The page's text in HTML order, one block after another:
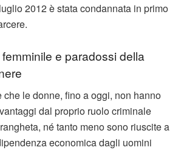
2012 è stata condannata in primo
e paradossi della
che le donne, fino a oggi, non hanno
dal proprio ruolo criminale
né tanto meno sono riuscite a
economica dagli uomini